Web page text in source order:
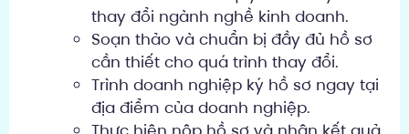
thay đổi ngành nghề kinh doanh.
Soạn thảo và chuẩn bị đầy đủ hồ sơ
cần thiết cho quá trình thay đổi.
Trình doanh nghiệp ký hồ sơ ngay tại
địa điểm của doanh nghiệp.